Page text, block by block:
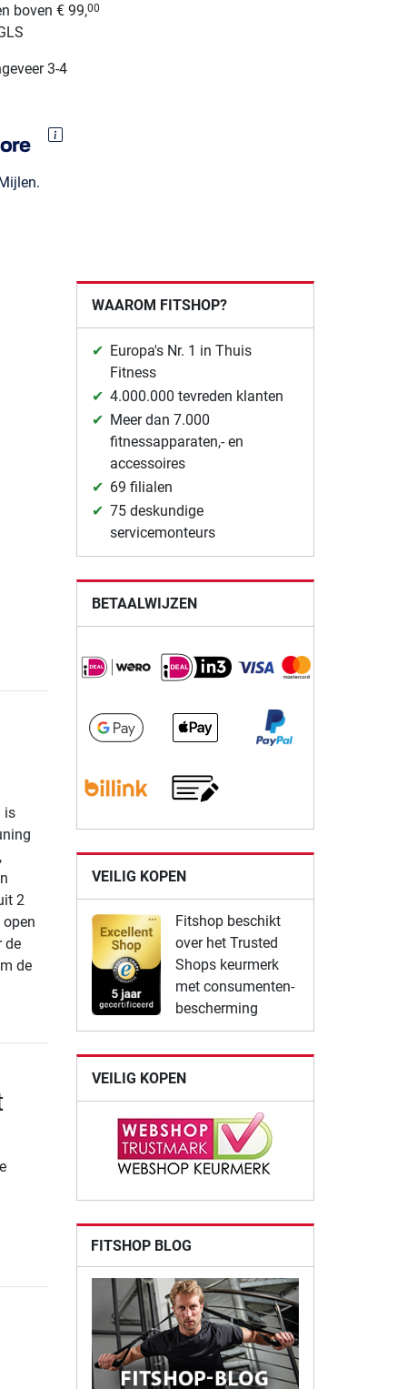
boven € 99,00
3-4
is
2
de
de
WAAROM FITSHOP?
Europa's Nr. 1 in Thuis
Fitness
4.000.000 tevreden klanten
Meer dan 7.000
fitnessapparaten,- en
accessoires
69 filialen
75 deskundige
servicemonteurs
BETAALWIJZEN
VEILIG KOPEN
Fitshop beschikt
over het Trusted
Shops keurmerk
met consumenten-
bescherming
VEILIG KOPEN
FITSHOP BLOG